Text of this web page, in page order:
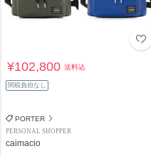
¥102,800送料込
関税負担なし
PORTER
PERSONAL SHOPPER
caimacio